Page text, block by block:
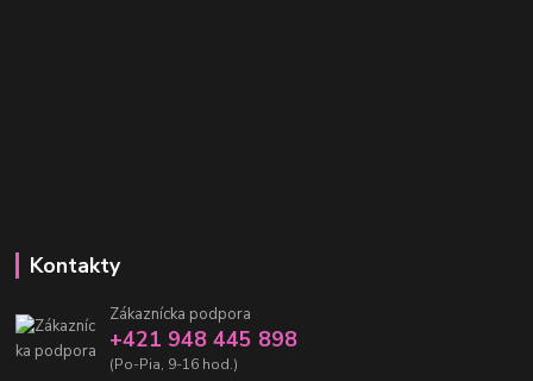
Kontakty
Zákaznícka podpora
+421 948 445 898
(Po-Pia, 9-16 hod.)